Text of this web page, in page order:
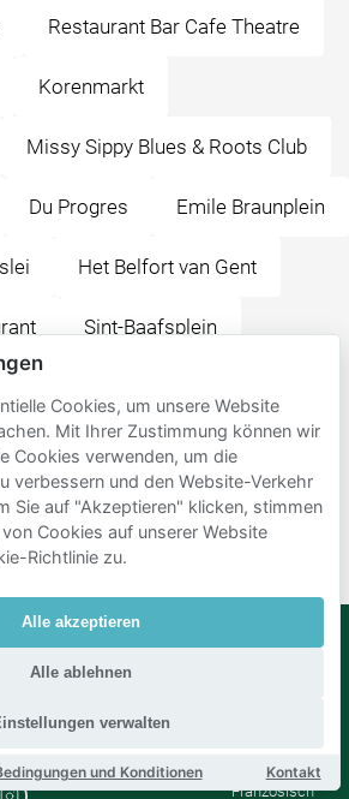
Restaurant Bar Cafe Theatre
Korenmarkt
Missy Sippy Blues & Roots Club
Du Progres Emile Braunplein
Het Belfort van Gent
Sint-Baafsplein
t Vosken
Graffiti Street
Spanisch
Französisch
Cookies, um unsere Website
Mit Ihrer Zustimmung können wir
Cookies verwenden, um die
verbessern und den Website-Verkehr
Sie auf "Akzeptieren" klicken, stimmen
Cookies auf unserer Website
Richtlinie zu.
Alle akzeptieren
Alle ablehnen
verwalten
und Konditionen Kontakt